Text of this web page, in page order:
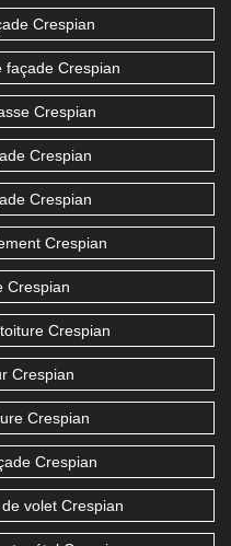
Crespian
façade Crespian
Crespian
Crespian
Crespian
Crespian
Crespian
Crespian
Crespian
Crespian
Crespian
volet Crespian